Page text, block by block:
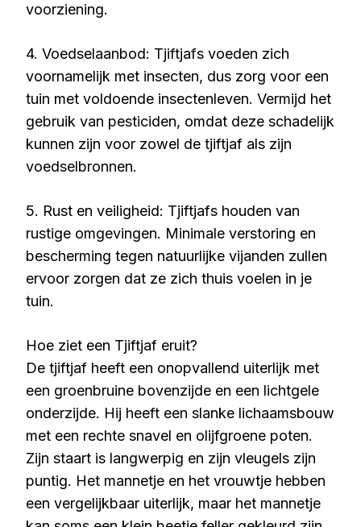
voorziening.
4. Voedselaanbod: Tjiftjafs voeden zich
voornamelijk met insecten, dus zorg voor een
tuin met voldoende insectenleven. Vermijd het
gebruik van pesticiden, omdat deze schadelijk
kunnen zijn voor zowel de tjiftjaf als zijn
voedselbronnen.
5. Rust en veiligheid: Tjiftjafs houden van
rustige omgevingen. Minimale verstoring en
bescherming tegen natuurlijke vijanden zullen
ervoor zorgen dat ze zich thuis voelen in je
tuin.
Hoe ziet een Tjiftjaf eruit?
De tjiftjaf heeft een onopvallend uiterlijk met
een groenbruine bovenzijde en een lichtgele
onderzijde. Hij heeft een slanke lichaamsbouw
met een rechte snavel en olijfgroene poten.
Zijn staart is langwerpig en zijn vleugels zijn
puntig. Het mannetje en het vrouwtje hebben
een vergelijkbaar uiterlijk, maar het mannetje